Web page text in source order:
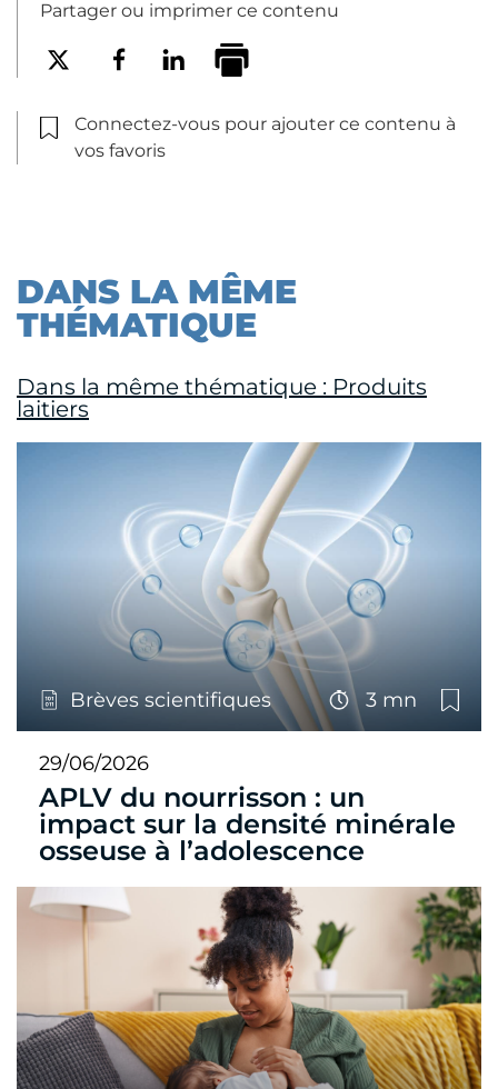
Partager ou imprimer ce contenu
Connectez-vous pour ajouter ce contenu à
vos favoris
DANS LA MÊME
THÉMATIQUE
Dans la même thématique : Produits
laitiers
Brèves scientifiques 3 mn
29/06/2026
APLV du nourrisson : un
impact sur la densité minérale
osseuse à l’adolescence